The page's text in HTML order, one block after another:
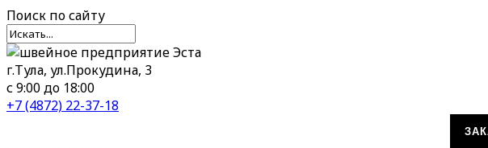
Поиск по сайту
г.Тула, ул.Прокудина, 3
с 9:00 до 18:00
+7 (4872) 22-37-18